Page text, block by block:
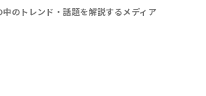
中のトレンド・話題を解説するメディア